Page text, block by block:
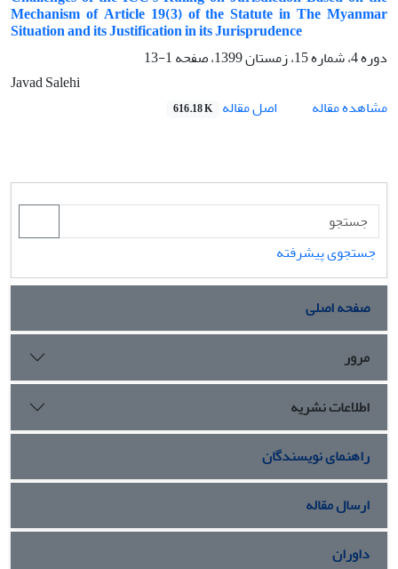
Mechanism of Article 19(3) of the Statute in The Myanmar
Situation and its Justification in its Jurisprudence
دوره 4، شماره 15، زمستان 1399، صفحه
1-13
Javad Salehi
مشاهده مقاله
اصل مقاله 616.18 K
جستجوی پیشرفته
صفحه اصلی
مرور
اطلاعات نشریه
راهنمای نویسندگان
ارسال مقاله
داوران